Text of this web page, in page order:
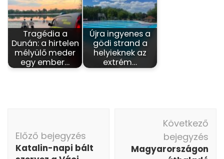
Tragédia a
Dunán: a hirtelen
mélyülő meder
egy ember…
Újra ingyenes a
gödi strand a
helyieknek az
extrém…
navigáció
Előző bejegyzés
Katalin-napi bált
Következő
bejegyzés
Magyarországon